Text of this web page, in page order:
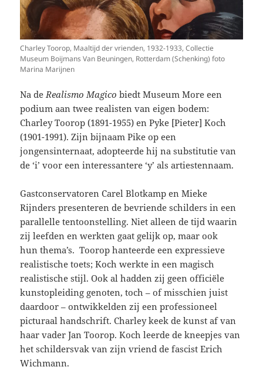
Charley Toorop, Maaltijd der vrienden, 1932-1933, Collectie
Museum Boijmans Van Beuningen, Rotterdam (Schenking) foto
Marina Marijnen
Na de Realismo Magicobiedt Museum More een
podium aan twee realisten van eigen bodem:
Charley Toorop (1891-1955) en Pyke [Pieter] Koch
(1901-1991). Zijn bijnaam Pike op een
jongensinternaat, adopteerde hij na substitutie van
de ‘i’ voor een interessantere ‘y’ als artiestennaam.
Gastconservatoren Carel Blotkamp en Mieke
Rijnders presenteren de bevriende schilders in een
parallelle tentoonstelling. Niet alleen de tijd waarin
zij leefden en werkten gaat gelijk op, maar ook
hun thema’s. Toorop hanteerde een expressieve
realistische toets; Koch werkte in een magisch
realistische stijl. Ook al hadden zij geen officiële
kunstopleiding genoten, toch – of misschien juist
daardoor – ontwikkelden zij een professioneel
picturaal handschrift. Charley keek de kunst af van
haar vader Jan Toorop. Koch leerde de kneepjes van
het schildersvak van zijn vriend de fascist Erich
Wichmann.